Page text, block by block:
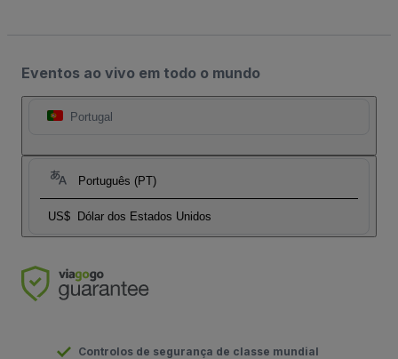
Eventos ao vivo em todo o mundo
Portugal
Português (PT)
US$ Dólar dos Estados Unidos
Controlos de segurança de classe mundial